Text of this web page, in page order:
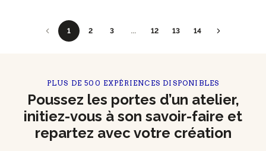
1 2 3 ... 12 13 14
PLUS DE 500 EXPÉRIENCES DISPONIBLES
Poussez les portes d’un atelier,
initiez-vous à son savoir-faire et
repartez avec votre création